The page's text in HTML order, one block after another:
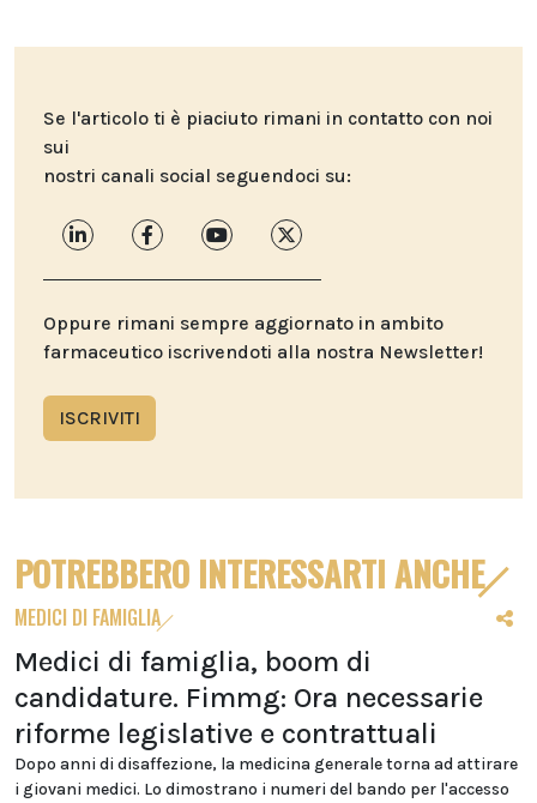
Se l'articolo ti è piaciuto rimani in contatto con noi
sui
nostri canali social seguendoci su:
Oppure rimani sempre aggiornato in ambito
farmaceutico iscrivendoti alla nostra Newsletter!
ISCRIVITI
POTREBBERO INTERESSARTI ANCHE
MEDICI DI FAMIGLIA
Medici di famiglia, boom di
candidature. Fimmg: Ora necessarie
riforme legislative e contrattuali
Dopo anni di disaffezione, la medicina generale torna ad attirare
i giovani medici. Lo dimostrano i numeri del bando per l'accesso